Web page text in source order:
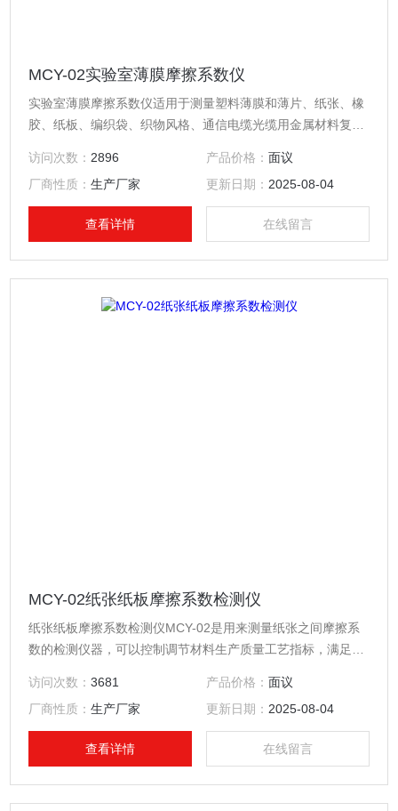
MCY-02实验室薄膜摩擦系数仪
实验室薄膜摩擦系数仪适用于测量塑料薄膜和薄片、纸张、橡
胶、纸板、编织袋、织物风格、通信电缆光缆用金属材料复合
滑动时的静摩擦系数和动摩擦系数。
访问次数： 2896 产品价格： 面议
厂商性质：生产厂家 更新日期： 2025-08-04
查看详情 在线留言
MCY-02纸张纸板摩擦系数检测仪
纸张纸板摩擦系数检测仪MCY-02是用来测量纸张之间摩擦系
数的检测仪器，可以控制调节材料生产质量工艺指标，满足产
访问次数：3681 产品价格： 面议
厂商性质：生产厂家 更新日期： 2025-08-04
查看详情 在线留言